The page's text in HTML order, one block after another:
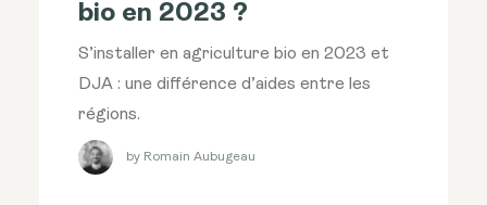
bio en 2023 ?
S’installer en agriculture bio en 2023 et
DJA : une différence d’aides entre les
régions.
by Romain Aubugeau